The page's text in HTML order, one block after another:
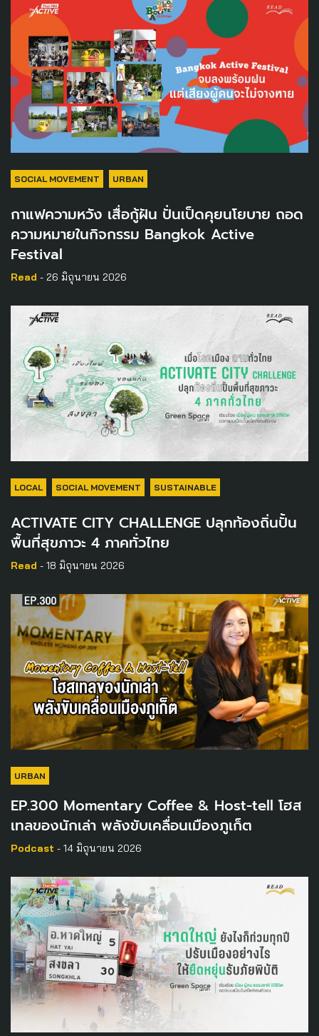
SOCIAL MOVEMENT URBAN
กาแฟความหวัง เสื่อกู้ฝัน ปั่นเป็ดคุยนโยบาย ถอด
ความหมายในกิจกรรม Bangkok Active
Festival
Read - 26 มิถุนายน 2026
LOCAL SOCIAL MOVEMENT SUSTAINABLE
ACTIVATE CITY CHALLENGE ปลุกท้องถิ่นปั้น
พื้นที่สุขภาวะ 4 ภาคทั่วไทย
Read - 18 มิถุนายน 2026
URBAN
EP.300 Momentary Coffee & Host-tell โฮส
เทลของนักเล่า พลังขับเคลื่อนเมืองภูเก็ต
Podcast - 14 มิถุนายน 2026